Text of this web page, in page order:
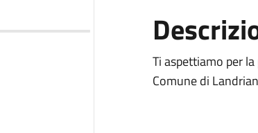
Ti aspettiamo per
Comune di